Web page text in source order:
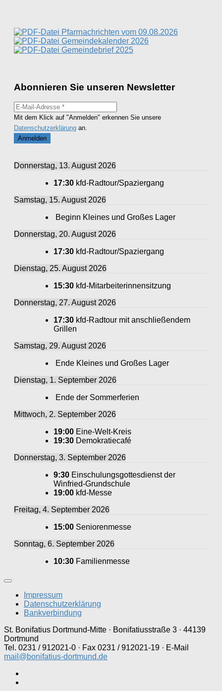
Pfarrnachrichten vom 09.08.2026
Gemeindekalender 2026
Gemeindebrief 2025
Abonnieren Sie unseren Newsletter
Mit dem Klick auf "Anmelden" erkennen Sie unsere
Datenschutzerklärung an.
Donnerstag, 13. August 2026
17:30 kfd-Radtour/Spaziergang
Samstag, 15. August 2026
Beginn Kleines und Großes Lager
Donnerstag, 20. August 2026
17:30 kfd-Radtour/Spaziergang
Dienstag, 25. August 2026
15:30 kfd-Mitarbeiterinnensitzung
Donnerstag, 27. August 2026
17:30 kfd-Radtour mit anschließendem
Grillen
Samstag, 29. August 2026
Ende Kleines und Großes Lager
Dienstag, 1. September 2026
Ende der Sommerferien
Mittwoch, 2. September 2026
19:00 Eine-Welt-Kreis
19:30 Demokratiecafé
Donnerstag, 3. September 2026
9:30 Einschulungsgottesdienst der
Winfried-Grundschule
19:00 kfd-Messe
Freitag, 4. September 2026
15:00 Seniorenmesse
Sonntag, 6. September 2026
10:30 Familienmesse
Impressum
Datenschutzerklärung
Bankverbindung
St. Bonifatius Dortmund-Mitte · Bonifatiusstraße 3 · 44139
Dortmund
Tel. 0231 / 912021-0 · Fax 0231 / 912021-19 · E-Mail
mail@bonifatius-dortmund.de